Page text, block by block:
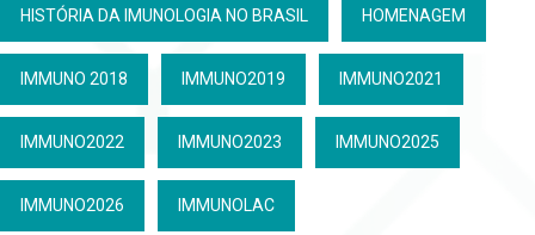
HISTÓRIA DA IMUNOLOGIA NO BRASIL HOMENAGEM
IMMUNO 2018 IMMUNO2019 IMMUNO2021
IMMUNO2022 IMMUNO2023 IMMUNO2025
IMMUNO2026 IMMUNOLAC